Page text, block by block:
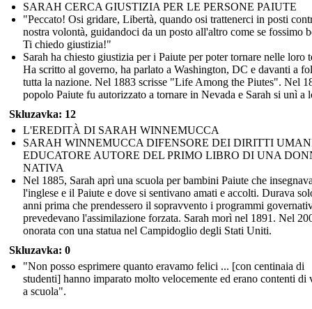
SARAH CERCA GIUSTIZIA PER LE PERSONE PAIUTE
"Peccato! Osi gridare, Libertà, quando osi trattenerci in posti
nostra volontà, guidandoci da un posto all'altro come se fossimo
Ti chiedo giustizia!"
Sarah ha chiesto giustizia per i Paiute per poter tornare nelle loro
Ha scritto al governo, ha parlato a Washington, DC e davanti a
tutta la nazione. Nel 1883 scrisse "Life Among the Piutes". Nel
popolo Paiute fu autorizzato a tornare in Nevada e Sarah si unì a
Skluzavka: 12
L'EREDITÀ DI SARAH WINNEMUCCA
SARAH WINNEMUCCA DIFENSORE DEI DIRITTI
EDUCATORE AUTORE DEL PRIMO LIBRO DI UNA
NATIVA
Nel 1885, Sarah aprì una scuola per bambini Paiute che
l'inglese e il Paiute e dove si sentivano amati e accolti. Durava
anni prima che prendessero il sopravvento i programmi
prevedevano l'assimilazione forzata. Sarah morì nel 1891. Nel
onorata con una statua nel Campidoglio degli Stati Uniti.
Skluzavka: 0
"Non posso esprimere quanto eravamo felici ... [con centinaia di
studenti] hanno imparato molto velocemente ed erano contenti di
a scuola".